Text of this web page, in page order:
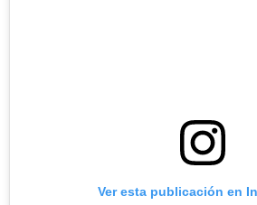
Ver esta publicación en